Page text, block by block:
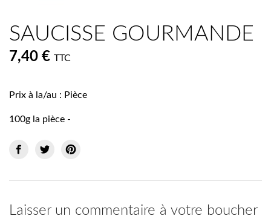
SAUCISSE GOURMANDE
7,40 € TTC
Prix à la/au : Pièce
100g la pièce -
Laisser un commentaire à votre boucher